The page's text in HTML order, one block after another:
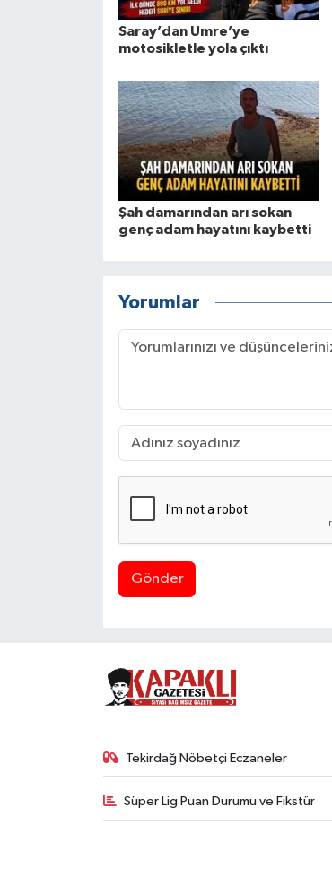
Saray’dan Umre’ye
motosikletle yola çıktı
Şah damarından arı sokan
genç adam hayatını kaybetti
Yorumlar
Gönder
Tekirdağ Nöbetçi Eczaneler
Süper Lig Puan Durumu ve Fikstür